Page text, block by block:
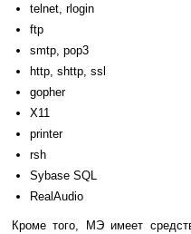
telnet, rlogin
ftp
smtp, pop3
http, shttp, ssl
gopher
X11
printer
rsh
Sybase SQL
RealAudio
Кроме того, МЭ имеет